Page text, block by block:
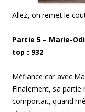
Allez, on remet le
Partie 5 – Marie-
top : 932
Méfiance car avec
Finalement, sa partie
comportait, quand